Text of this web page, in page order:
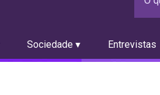
Sociedade ▾ Entrevistas